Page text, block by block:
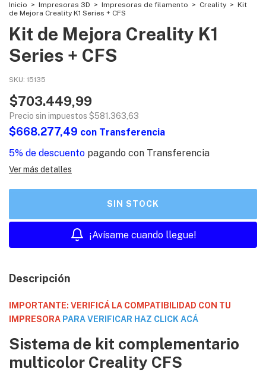
Inicio > Impresoras 3D > Impresoras de filamento > Creality > Kit
de Mejora Creality K1 Series + CFS
Kit de Mejora Creality K1
Series + CFS
SKU: 15135
$703.449,99
Precio sin impuestos $581.363,63
$668.277,49 con Transferencia
5% de descuento pagando con Transferencia
Ver más detalles
¡Avísame cuando llegue!
Descripción
IMPORTANTE: VERIFICÁ LA COMPATIBILIDAD CON TU
IMPRESORA PARA VERIFICAR HAZ CLICK ACÁ
Sistema de kit complementario
multicolor Creality CFS